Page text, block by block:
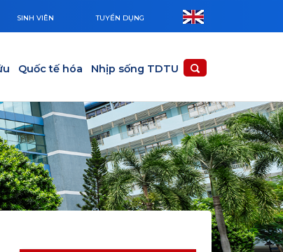
SINH VIÊN TUYỂN DỤNG
Quốc tế hóa Nhịp sống TDTU